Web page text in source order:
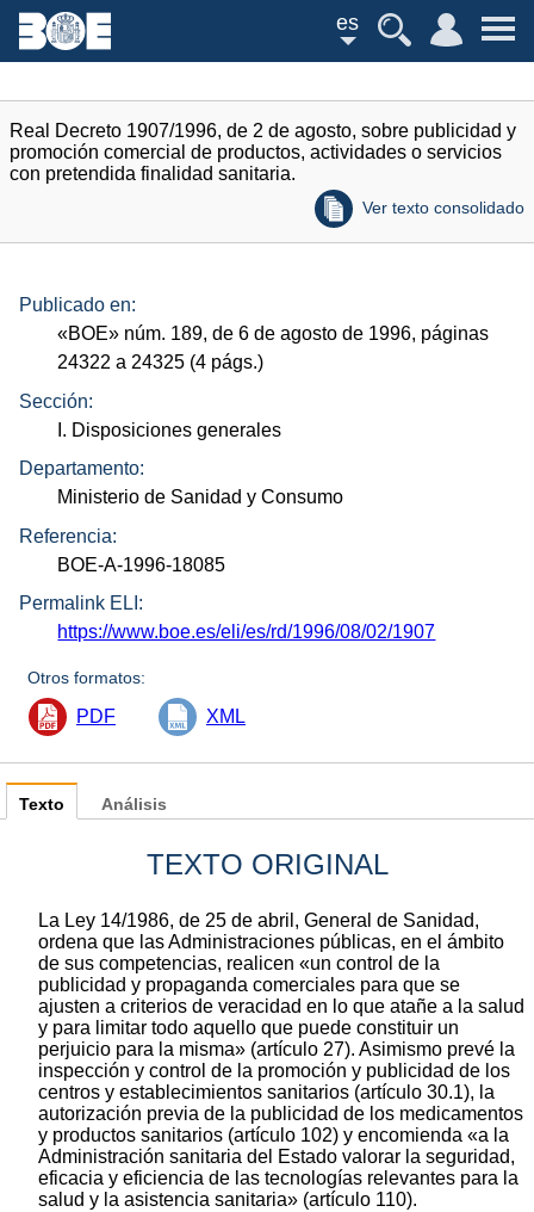
es
Real Decreto 1907/1996, de 2 de agosto, sobre publicidad y
promoción comercial de productos, actividades o servicios
con pretendida finalidad sanitaria.
Ver texto consolidado
Publicado en:
«BOE» núm. 189, de 6 de agosto de 1996, páginas
24322 a 24325 (4 págs.)
Sección:
I. Disposiciones generales
Departamento:
Ministerio de Sanidad y Consumo
Referencia:
BOE-A-1996-18085
Permalink ELI:
https://www.boe.es/eli/es/rd/1996/08/02/1907
Otros formatos:
PDF XML
Texto
TEXTO ORIGINAL
La Ley 14/1986, de 25 de abril, General de Sanidad,
ordena que las Administraciones públicas, en el ámbito
de sus competencias, realicen «un control de la
publicidad y propaganda comerciales para que se
ajusten a criterios de veracidad en lo que atañe a la salud
y para limitar todo aquello que puede constituir un
perjuicio para la misma» (artículo 27). Asimismo prevé la
inspección y control de la promoción y publicidad de los
centros y establecimientos sanitarios (artículo 30.1), la
autorización previa de la publicidad de los medicamentos
y productos sanitarios (artículo 102) y encomienda «a la
Administración sanitaria del Estado valorar la seguridad,
eficacia y eficiencia de las tecnologías relevantes para la
salud y la asistencia sanitaria» (artículo 110).
Análisis